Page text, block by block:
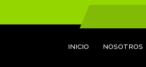
INICIO NOSOTROS